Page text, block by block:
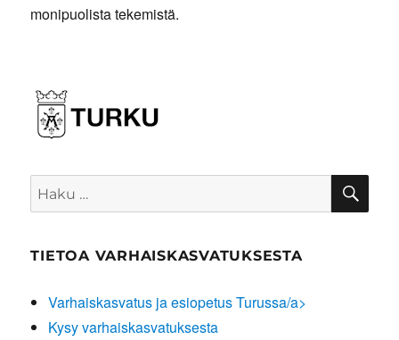
monipuolista tekemistä.
Etsi:
TIETOA VARHAISKASVATUKSESTA
Varhaiskasvatus ja esiopetus Turussa/a>
Kysy varhaiskasvatuksesta